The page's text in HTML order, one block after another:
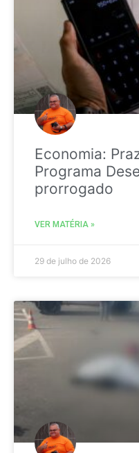
Economia:
Programa
prorrogado
VER MATÉRIA »
29 de julho de 2026